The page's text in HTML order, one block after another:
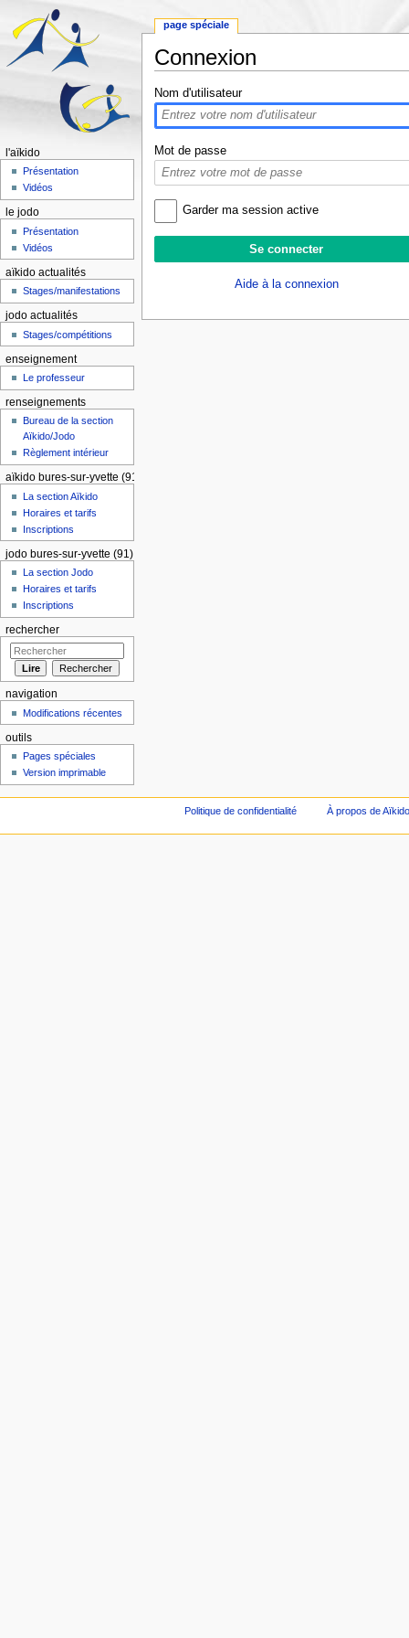
Connexion
Nom d'utilisateur
Mot de passe
Garder ma session active
Aide à la connexion
page spéciale
l'aïkido
Présentation
Vidéos
le jodo
Présentation
Vidéos
aïkido actualités
Stages/manifestations
jodo actualités
Stages/compétitions
enseignement
Le professeur
renseignements
Bureau de la section
Aïkido/Jodo
Règlement intérieur
aïkido bures-sur-yvette (91)
La section Aïkido
Horaires et tarifs
Inscriptions
jodo bures-sur-yvette (91)
La section Jodo
Horaires et tarifs
Inscriptions
rechercher
navigation
Modifications récentes
outils
Pages spéciales
Version imprimable
Politique de confidentialité À propos de